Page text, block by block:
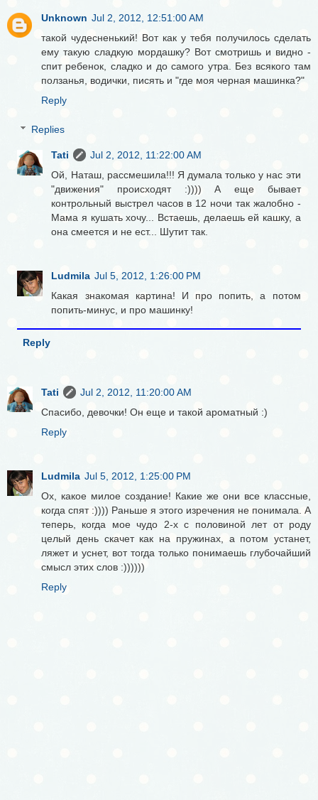
Unknown Jul 2, 2012, 12:51:00 AM
такой чудесненький! Вот как у тебя получилось сделать
ему такую сладкую мордашку? Вот смотришь и видно -
спит ребенок, сладко и до самого утра. Без всякого там
ползанья, водички, писять и "где моя черная машинка?"
Reply
Replies
Tati
Jul 2, 2012, 11:22:00 AM
Ой, Наташ, рассмешила!!! Я думала только у нас эти
"движения" происходят :)))) А еще бывает
контрольный выстрел часов в 12 ночи так жалобно -
Мама я кушать хочу... Встаешь, делаешь ей кашку, а
она смеется и не ест... Шутит так.
Ludmila Jul 5, 2012, 1:26:00 PM
Какая знакомая картина! И про попить, а потом
попить-минус, и про машинку!
Reply
Tati
Jul 2, 2012, 11:20:00 AM
Спасибо, девочки! Он еще и такой ароматный :)
Reply
Ludmila Jul 5, 2012, 1:25:00 PM
Ох, какое милое создание! Какие же они все классные,
когда спят :)))) Раньше я этого изречения не понимала. А
теперь, когда мое чудо 2-х с половиной лет от роду
целый день скачет как на пружинах, а потом устанет,
ляжет и уснет, вот тогда только понимаешь глубочайший
смысл этих слов :))))))
Reply